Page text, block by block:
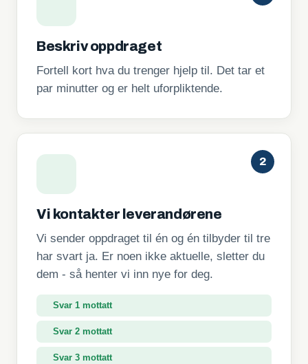
Beskriv oppdraget
Fortell kort hva du trenger hjelp til. Det tar et
par minutter og er helt uforpliktende.
2
Vi kontakter leverandørene
Vi sender oppdraget til én og én tilbyder til tre
har svart ja. Er noen ikke aktuelle, sletter du
dem - så henter vi inn nye for deg.
Svar 1 mottatt
Svar 2 mottatt
Svar 3 mottatt